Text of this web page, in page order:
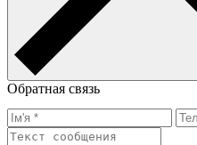
Обратная связь